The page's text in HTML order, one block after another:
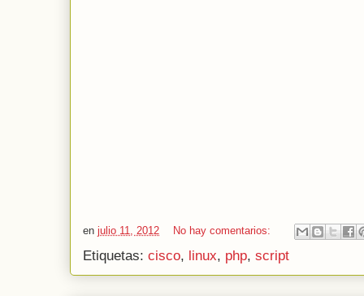
en julio 11, 2012 No hay comentarios:
Etiquetas: cisco, linux, php, script